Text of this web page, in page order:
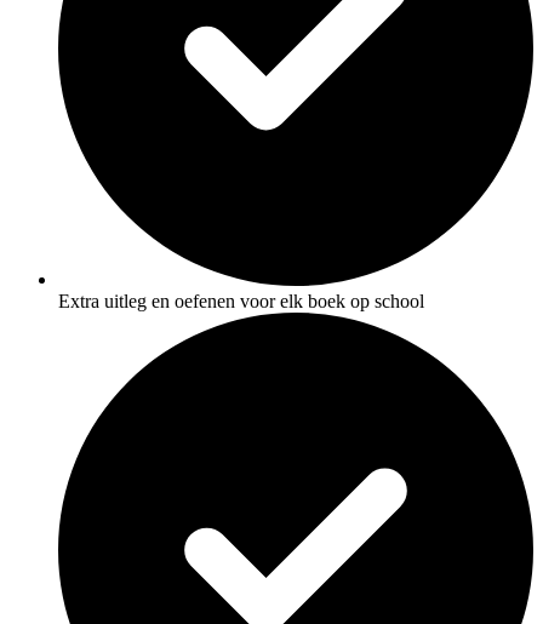
Extra uitleg en oefenen voor elk boek op school